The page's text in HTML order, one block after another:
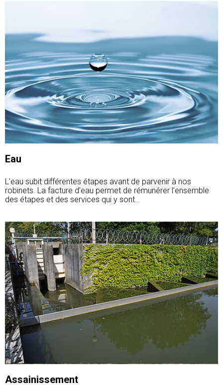
Eau
L’eau subit différentes étapes avant de parvenir à nos
robinets. La facture d’eau permet de rémunérer l’ensemble
des étapes et des services qui y sont…
Assainissement